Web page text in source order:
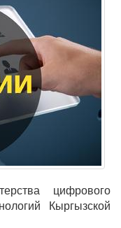
цифрового
Кыргызской